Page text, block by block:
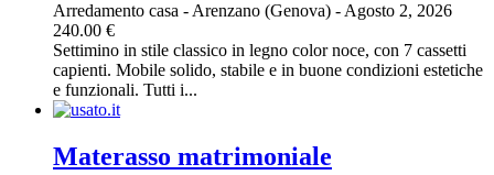
Arredamento casa - Arenzano (Genova) - Agosto 2, 2026
240.00 €
Settimino in stile classico in legno color noce, con 7 cassetti
capienti. Mobile solido, stabile e in buone condizioni estetiche
e funzionali. Tutti i...
Materasso matrimoniale